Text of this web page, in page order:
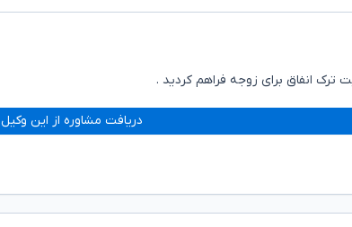
ترک انفاق برای زوجه فراهم کردید .
دریافت مشاوره از این وکیل